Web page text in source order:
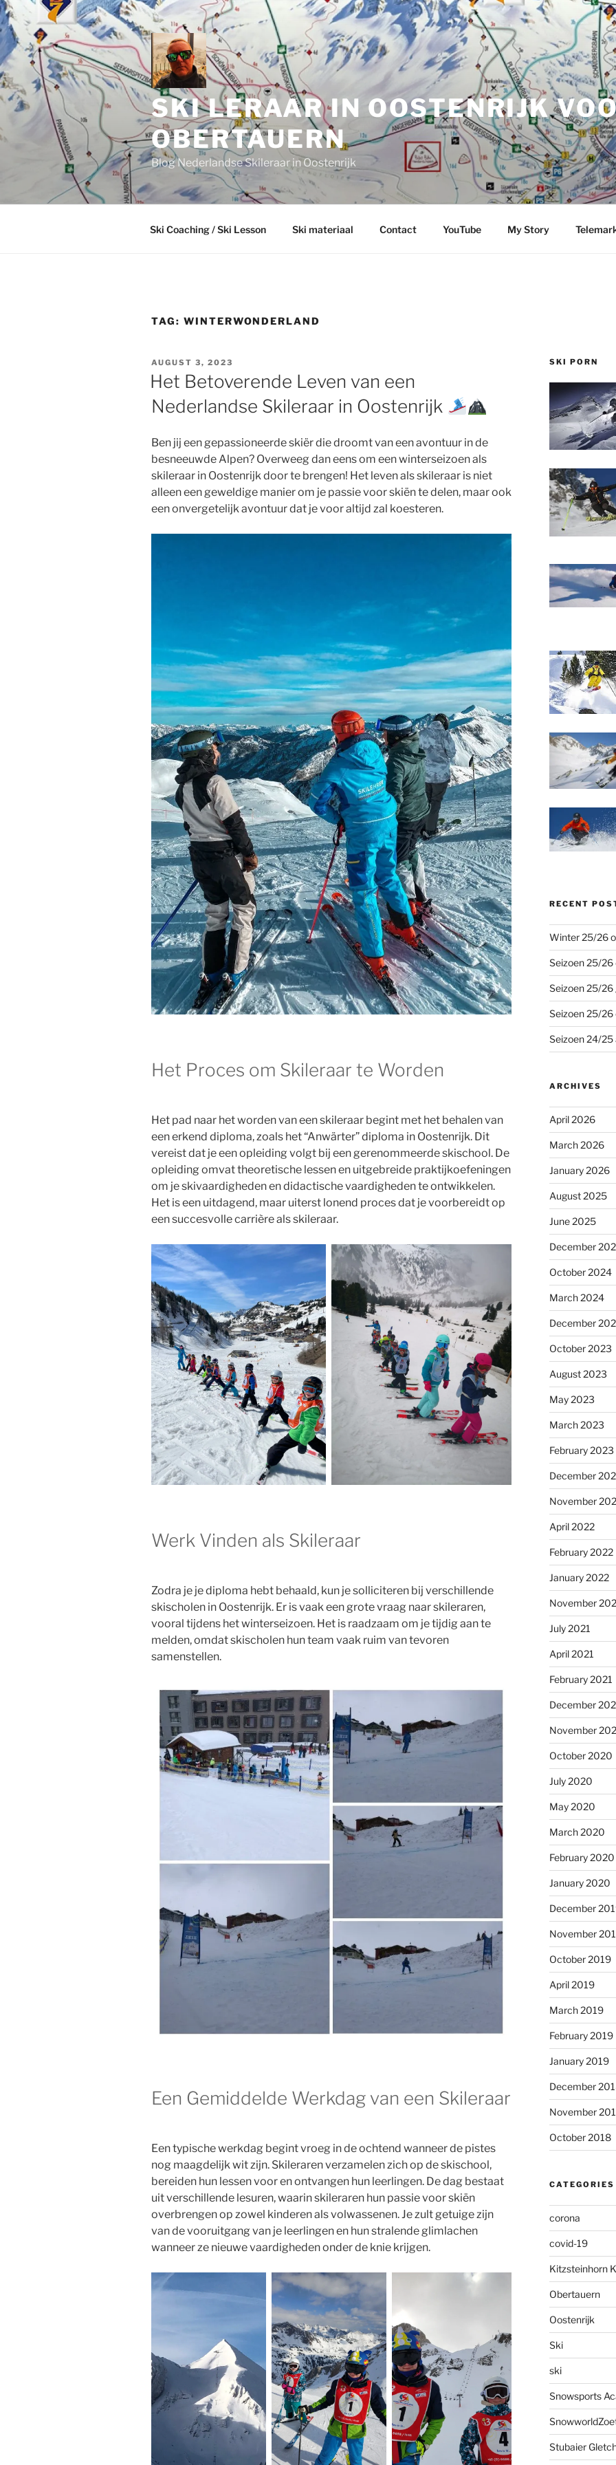
Skip
to
content
SKI LERAAR IN OOSTENRIJK
OBERTAUERN
Blog Nederlandse Skileraar in Oostenrijk
Ski Coaching / Ski Lesson Ski materiaal Contact YouTube My Story
TAG: WINTERWONDERLAND
POSTED
ON
AUGUST 3, 2023
Het Betoverende Leven van een
Nederlandse Skileraar in Oostenrijk
Ben jij een gepassioneerde skiër die droomt van een avontuur in de
besneeuwde Alpen? Overweeg dan eens om een winterseizoen als
skileraar in Oostenrijk door te brengen! Het leven als skileraar is niet
alleen een geweldige manier om je passie voor skiën te delen, maar ook
een onvergetelijk avontuur dat je voor altijd zal koesteren.
Het Proces om Skileraar te Worden
Het pad naar het worden van een skileraar begint met het behalen van
een erkend diploma, zoals het “Anwärter” diploma in Oostenrijk. Dit
vereist dat je een opleiding volgt bij een gerenommeerde skischool. De
opleiding omvat theoretische lessen en uitgebreide praktijkoefeningen
om je skivaardigheden en didactische vaardigheden te ontwikkelen.
Het is een uitdagend, maar uiterst lonend proces dat je voorbereidt op
een succesvolle carrière als skileraar.
Werk Vinden als Skileraar
Zodra je je diploma hebt behaald, kun je solliciteren bij verschillende
skischolen in Oostenrijk. Er is vaak een grote vraag naar skileraren,
vooral tijdens het winterseizoen. Het is raadzaam om je tijdig aan te
melden, omdat skischolen hun team vaak ruim van tevoren
samenstellen.
Een Gemiddelde Werkdag van een Skileraar
Een typische werkdag begint vroeg in de ochtend wanneer de pistes
nog maagdelijk wit zijn. Skileraren verzamelen zich op de skischool,
bereiden hun lessen voor en ontvangen hun leerlingen. De dag bestaat
uit verschillende lesuren, waarin skileraren hun passie voor skiën
overbrengen op zowel kinderen als volwassenen. Je zult getuige zijn
van de vooruitgang van je leerlingen en hun stralende glimlachen
wanneer ze nieuwe vaardigheden onder de knie krijgen.
SKI PORN
RECENT
Winter 25/26
Seizoen 25/
Seizoen 25/26
Seizoen 25/26
Seizoen 24/25
ARCHIVES
April 2026
March 2026
January 2026
August 2025
June 2025
December
October 2024
March 2024
December
October 2023
August 2023
May 2023
March 2023
February 2023
December
November
April 2022
February 2022
January 2022
November
July 2021
April 2021
February 2021
December
November
October 2020
July 2020
May 2020
March 2020
February 2020
January 2020
December
November
October 2019
April 2019
March 2019
February 2019
January 2019
December
November
October 2018
CATEGORIES
corona
covid-19
Kitzsteinhorn
Obertauern
Oostenrijk
Ski
ski
Snowsports
Stubaier